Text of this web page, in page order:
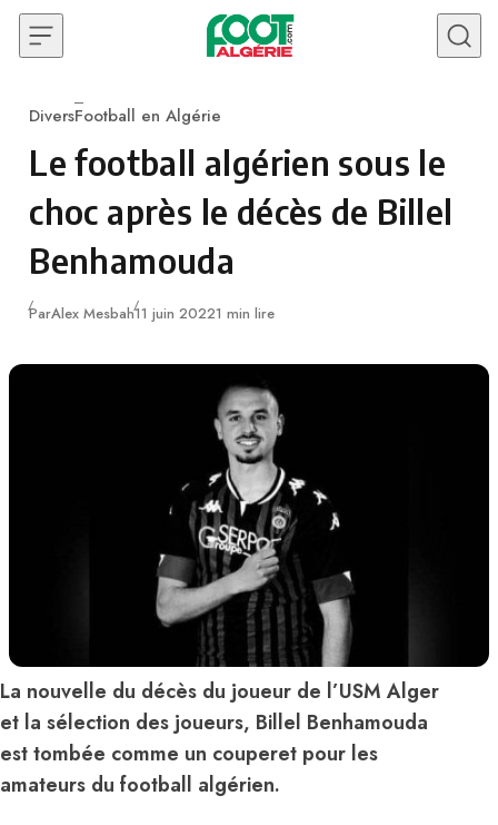
Skip to content
Category
DiversFootball en Algérie
Le football algérien sous le
choc après le décès de Billel
Benhamouda
ParAlex MesbahPublié
11 juin 20221 min lire
La nouvelle du décès du joueur de l’USM Alger
et la sélection des joueurs, Billel Benhamouda
est tombée comme un couperet pour les
amateurs du football algérien.